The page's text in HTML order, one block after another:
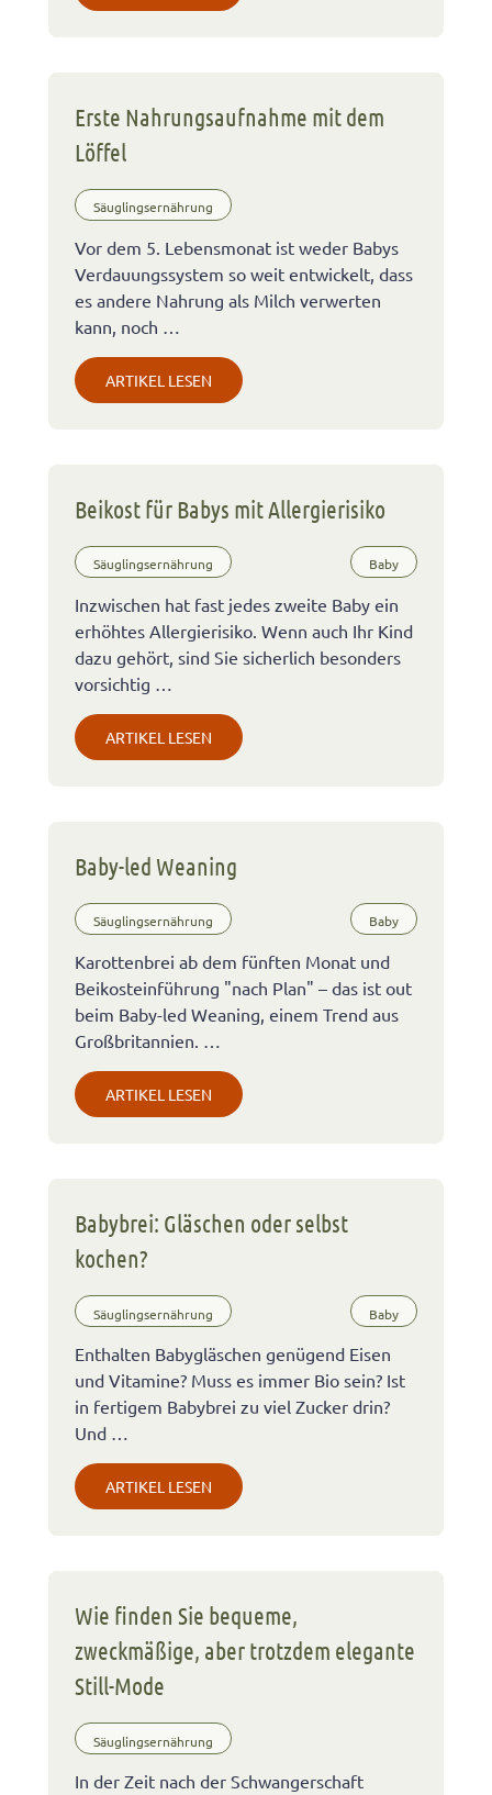
Erste Nahrungsaufnahme mit dem
Löffel
Säuglingsernährung
Vor dem 5. Lebensmonat ist weder Babys
Verdauungssystem so weit entwickelt, dass
es andere Nahrung als Milch verwerten
kann, noch …
ARTIKEL LESEN
Beikost für Babys mit Allergierisiko
Säuglingsernährung Baby
Inzwischen hat fast jedes zweite Baby ein
erhöhtes Allergierisiko. Wenn auch Ihr Kind
dazu gehört, sind Sie sicherlich besonders
vorsichtig …
ARTIKEL LESEN
Baby-led Weaning
Säuglingsernährung Baby
Karottenbrei ab dem fünften Monat und
Beikosteinführung "nach Plan" – das ist out
beim Baby-led Weaning, einem Trend aus
Großbritannien. …
ARTIKEL LESEN
Babybrei: Gläschen oder selbst
kochen?
Säuglingsernährung Baby
Enthalten Babygläschen genügend Eisen
und Vitamine? Muss es immer Bio sein? Ist
in fertigem Babybrei zu viel Zucker drin?
Und …
ARTIKEL LESEN
Wie finden Sie bequeme,
zweckmäßige, aber trotzdem elegante
Still-Mode
Säuglingsernährung
In der Zeit nach der Schwangerschaft